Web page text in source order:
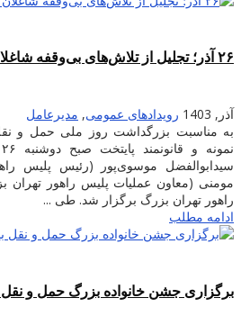
۲۶ آذر؛ تجلیل از تلاش‌های بی‌وقفه شاغلان عرصه حمل و نقل
آذر, 1403 رویدادهای عمومی, مدیرعامل
به مناسبت بزرگداشت روز ملی حمل و
سیدابوالفضل موسوی‌پور (رئیس پلیس
مومنی (معاون عملیات پلیس راهور
راهور تهران بزرگ برگزار شد. طی ...
ادامه مطلب
برگزاری جشن خانواده بزرگ حمل و نقل